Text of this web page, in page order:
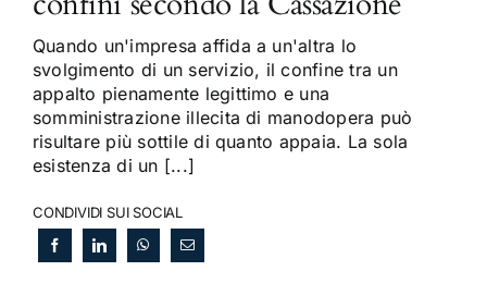
Quando un'impresa affida a un'altra lo
svolgimento di un servizio, il confine tra un
appalto pienamente legittimo e una
somministrazione illecita di manodopera può
risultare più sottile di quanto appaia. La sola
esistenza di un [...]
CONDIVIDI SUI SOCIAL